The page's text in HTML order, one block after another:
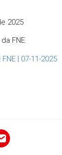
2025
FNE